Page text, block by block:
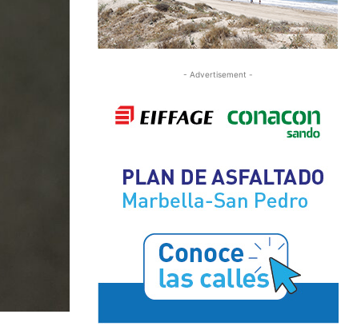
- Advertisement -